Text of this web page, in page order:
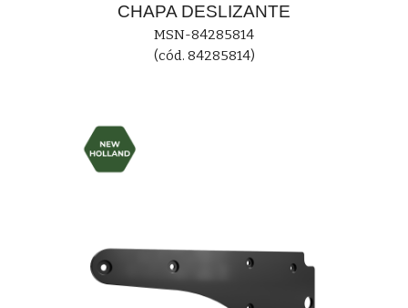
CHAPA DESLIZANTE
MSN-84285814
(cód. 84285814)